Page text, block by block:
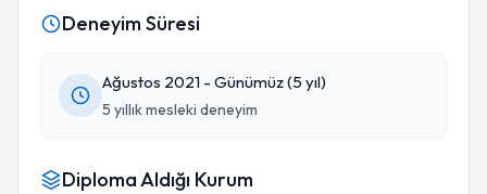
Deneyim Süresi
Ağustos 2021 - Günümüz (5 yıl)
5 yıllık mesleki deneyim
Diploma Aldığı Kurum